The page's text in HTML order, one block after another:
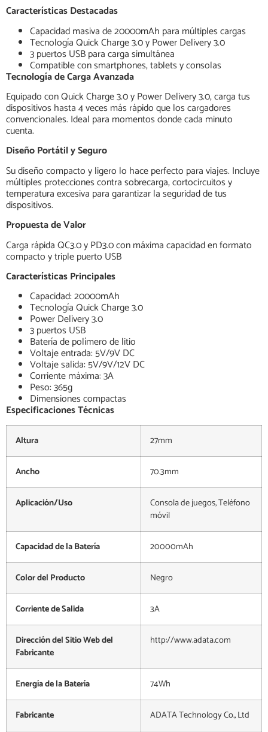
Características Destacadas
Capacidad masiva de 20000mAh para múltiples cargas
Tecnología Quick Charge 3.0 y Power Delivery 3.0
3 puertos USB para carga simultánea
Compatible con smartphones, tablets y consolas
Tecnología de Carga Avanzada
Equipado con Quick Charge 3.0 y Power Delivery 3.0, carga tus
dispositivos hasta 4 veces más rápido que los cargadores
convencionales. Ideal para momentos donde cada minuto
cuenta.
Diseño Portátil y Seguro
Su diseño compacto y ligero lo hace perfecto para viajes. Incluye
múltiples protecciones contra sobrecarga, cortocircuitos y
temperatura excesiva para garantizar la seguridad de tus
dispositivos.
Propuesta de Valor
Carga rápida QC3.0 y PD3.0 con máxima capacidad en formato
compacto y triple puerto USB
Características Principales
Capacidad: 20000mAh
Tecnología Quick Charge 3.0
Power Delivery 3.0
3 puertos USB
Batería de polímero de litio
Voltaje entrada: 5V/9V DC
Voltaje salida: 5V/9V/12V DC
Corriente máxima: 3A
Peso: 365g
Dimensiones compactas
Especificaciones Técnicas
Altura 27mm
Ancho 70.3mm
Aplicación/Uso
Consola de juegos, Teléfono
móvil
Capacidad de la Batería 20000mAh
Color del Producto Negro
Corriente de Salida 3A
Dirección del Sitio Web del
Fabricante
http://www.adata.com
Energía de la Batería 74Wh
Fabricante ADATA Technology Co., Ltd